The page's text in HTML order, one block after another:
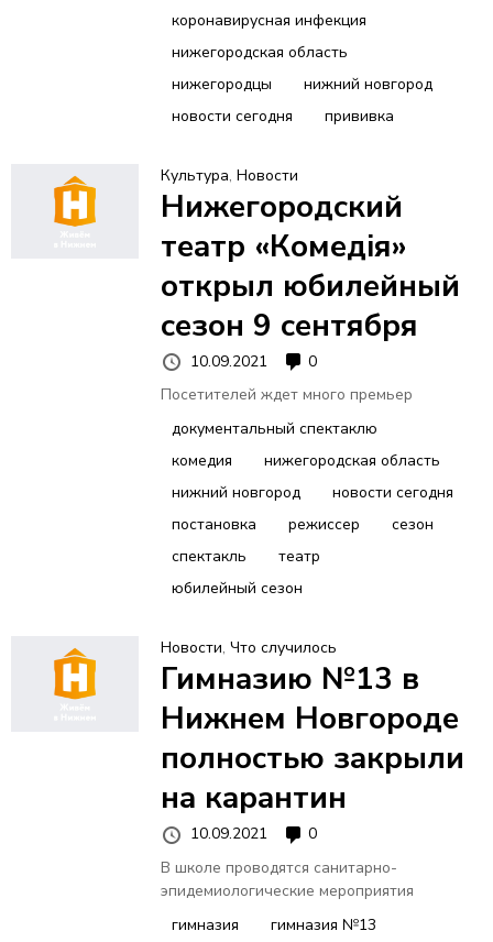
коронавирусная инфекция
нижегородская область
нижегородцы
нижний новгород
новости сегодня
прививка
Культура, Новости
Нижегородский
театр «Комедiя»
открыл юбилейный
сезон 9 сентября
10.09.2021
0
Посетителей ждет много премьер
документальный спектаклю
комедия
нижегородская область
нижний новгород
новости сегодня
постановка
режиссер
сезон
спектакль
театр
юбилейный сезон
Новости, Что случилось
Гимназию №13 в
Нижнем Новгороде
полностью закрыли
на карантин
10.09.2021
0
В школе проводятся санитарно-
эпидемиологические мероприятия
гимназия
гимназия №13